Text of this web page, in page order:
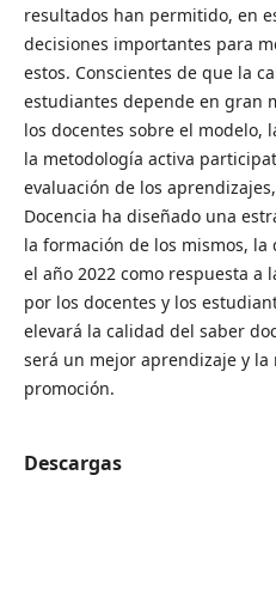
resultados han permitido, en
decisiones importantes para
estos. Conscientes de que la
estudiantes depende en gran
los docentes sobre el modelo,
la metodología activa
evaluación de los
Docencia ha diseñado una
la formación de los mismos,
el año 2022 como respuesta a
por los docentes y los
elevará la calidad del saber
será un mejor aprendizaje y
promoción.
Descargas